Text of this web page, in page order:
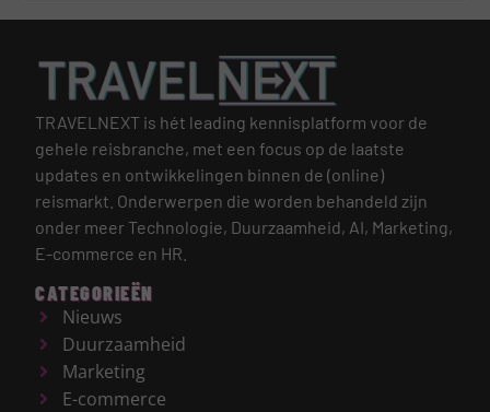
TRAVELNEXT is hét leading kennisplatform voor de
gehele reisbranche, met een focus op de laatste
updates en ontwikkelingen binnen de (online)
reismarkt. Onderwerpen die worden behandeld zijn
onder meer Technologie, Duurzaamheid, AI, Marketing,
E-commerce en HR.
CATEGORIEËN
Nieuws
Duurzaamheid
Marketing
E-commerce